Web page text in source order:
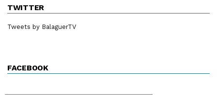
TWITTER
Tweets by BalaguerTV
FACEBOOK